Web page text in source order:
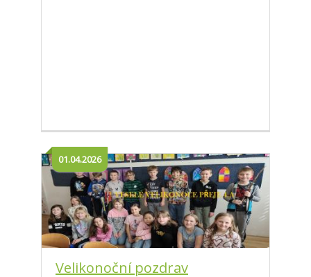
Velikonoční pozdrav
01.04.2026